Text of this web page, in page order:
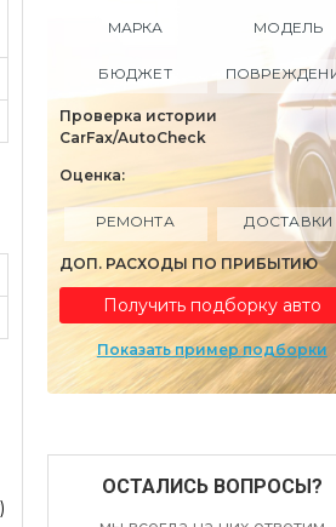
МАРКА МОДЕЛЬ
БЮДЖЕТ
Проверка истории
CarFax/AutoCheck
Оценка:
РЕМОНТА ДОСТАВКИ
ДОП. РАСХОДЫ ПО ПРИБЫТИЮ
Получить подборку авто
Показать пример подборки
ОСТАЛИСЬ ВОПРОСЫ?